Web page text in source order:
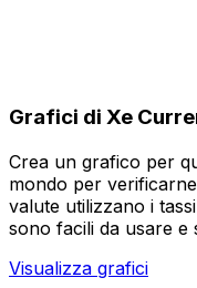
Grafici di Xe
Crea un grafico per
mondo per
valute utilizzano i
sono facili da usare e
Visualizza grafici